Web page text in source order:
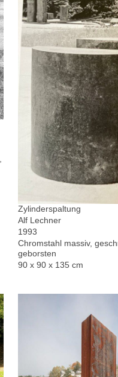
Zylinderspaltung
Alf Lechner
1993
Chromstahl massiv,
geborsten
90 x 90 x 135 cm